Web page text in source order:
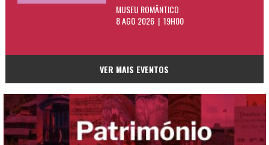
MUSEU ROMÂNTICO
8 AGO 2026 | 19H00
VER MAIS EVENTOS